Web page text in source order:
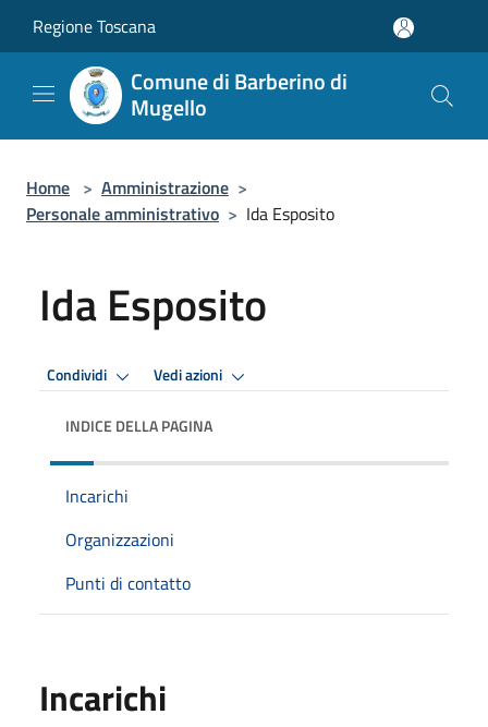
Regione Toscana
Comune di Barberino di
Mugello
Home > Amministrazione >
Personale amministrativo > Ida Esposito
Ida Esposito
Condividi Vedi azioni
INDICE DELLA PAGINA
Incarichi
Organizzazioni
Punti di contatto
Incarichi